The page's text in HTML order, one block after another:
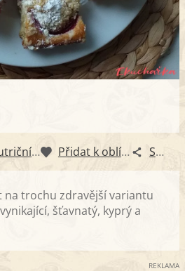
Zapsat do nutričního diáře Přidat k oblíbeným Sdílet
na trochu zdravější variantu
šťavnatý, kyprý a
REKLAMA